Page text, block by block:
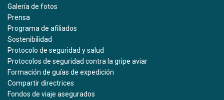
Galería de fotos
Prensa
Programa de afiliados
Sostenibilidad
Protocolo de seguridad y salud
Protocolos de seguridad contra la gripe aviar
Formación de guías de expedición
Compartir directrices
Fondos de viaje asegurados